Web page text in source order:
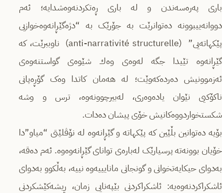
باری پەرەسەندن و لە باری ڕەتکردنەوەشدایە؛ ئەم
دووانه‌ییبوونه‌ دەتوانرێت به‌ جۆرێک بە “دژەگێڕانەوەخوازیی
پێکهاتەیی” (anti-narrativité structurelle) ناوببرێت، کە
گێڕانەوە تێیدا جگه‌ له‌وه‌ی وه‌ك شێوەی گواستنەوەی
ئەزموونیش ده‌رده‌كه‌وێت؛ له‌ هه‌مان كاتدا وەک گۆڕه‌پانی
ناکۆکیی نێوان یادەوەری، لەبیرچوونه‌وه‌، ترس و وشە
شکستخواردووەکانیش خۆی پیشان دەدات.
بۆیه‌ ده‌توانین بڵێین كه‌ پێکهاتە و گێڕانەوە لە نۆڤلێتی “میاو”دا
خۆیان بوونەتە پرسیارێک له‌بارەی توانای گێڕانەوەوه‌. ئەم دەقە،
بەدوای حیکایەتخوانی و گونجانی مانایییه‌وه‌ نییه‌، بەڵکوو بەدوای
ئاشکراکردنەوه‌یه‌: ئاشکراکردنی بێپەنایی زمان، ڕیشه‌كێشكردنی